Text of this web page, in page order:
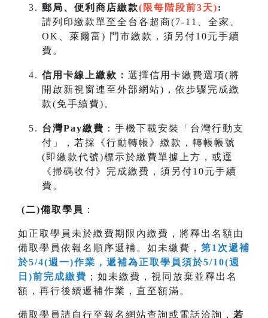
郵局、便利商店繳款(限每階段前3天):
請列印繳款單至全台各超商(7-11、全家、
OK、萊爾富) 門市繳款，須另付10元手續
費。
信用卡線上繳款： 選擇信用卡繳費選項(將
開啟新視窗連至外部網站)，依步驟完成繳
款(免手續費)。
台灣Pay繳費 ：手機下載安裝「台灣行動支
付」，若採《行動轉帳》繳款，轉帳帳號
(即繳款代號)標示於繳費單據上方，或逕
《掃碼收付》完成繳費，須另付10元手續
費。
(二)備取學員 ：
如正取學員未於繳費期限內繳費，將釋出名額由
備取學員依報名順序遞補。如未繳費， 第1次遞補
於5/4(週一)作業，遞補為正取學員須於5/10(週
日)前完成繳費 ；如未繳費，視同放棄並釋出名
額，再行後續遞補作業，直至額滿。
備取學員請自行至報名網站查詢或電話洽詢， 若